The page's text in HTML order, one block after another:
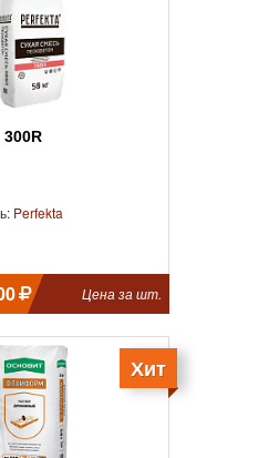
300R
Perfekta
Цена за шт.
Хит